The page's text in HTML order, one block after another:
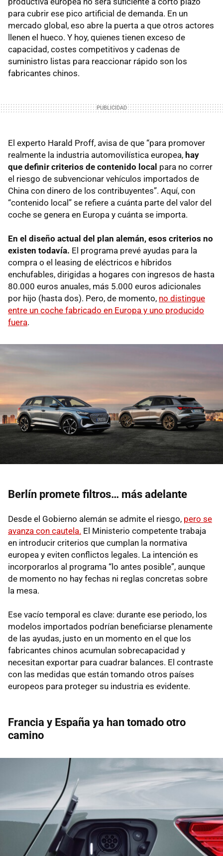
para cubrir ese pico artificial de demanda. En un
mercado global, eso abre la puerta a que otros actores
llenen el hueco. Y hoy, quienes tienen exceso de
capacidad, costes competitivos y cadenas de
suministro listas para reaccionar rápido son los
fabricantes chinos.
El experto Harald Proff, avisa de que “para promover
realmente la industria automovilística europea, hay
que definir criterios de contenido local para no correr
el riesgo de subvencionar vehículos importados de
China con dinero de los contribuyentes”. Aquí, con
“contenido local” se refiere a cuánta parte del valor del
coche se genera en Europa y cuánta se importa.
En el diseño actual del plan alemán, esos criterios no
existen todavía. El programa prevé ayudas para la
compra o el leasing de eléctricos e híbridos
enchufables, dirigidas a hogares con ingresos de hasta
80.000 euros anuales, más 5.000 euros adicionales
por hijo (hasta dos). Pero, de momento, no distingue
entre un coche fabricado en Europa y uno producido
fuera.
Berlín promete filtros… más adelante
Desde el Gobierno alemán se admite el riesgo, pero se
avanza con cautela. El Ministerio competente trabaja
en introducir criterios que cumplan la normativa
europea y eviten conflictos legales. La intención es
incorporarlos al programa “lo antes posible”, aunque
de momento no hay fechas ni reglas concretas sobre
la mesa.
Ese vacío temporal es clave: durante ese periodo, los
modelos importados podrían beneficiarse plenamente
de las ayudas, justo en un momento en el que los
fabricantes chinos acumulan sobrecapacidad y
necesitan exportar para cuadrar balances. El contraste
con las medidas que están tomando otros países
europeos para proteger su industria es evidente.
Francia y España ya han tomado otro
camino